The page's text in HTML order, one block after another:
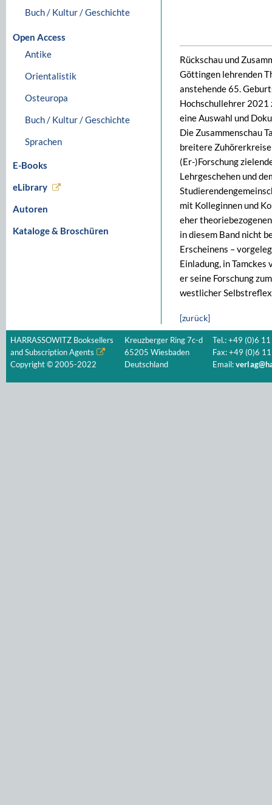
Buch / Kultur / Geschichte
Open Access
Antike
Orientalistik
Osteuropa
Buch / Kultur / Geschichte
Sprachen
E-Books
eLibrary
Autoren
Kataloge & Broschüren
Rückschau und
Göttingen lehrenden
anstehende 65.
Hochschullehrer 2021
eine Auswahl und
Die Zusammenschau
breitere
(Er-)Forschung
Lehrgeschehen und
mit Kolleginnen und
eher
in diesem Band nicht
Erscheinens –
Einladung, in
er seine Forschung
westlicher
[zurück]
HARRASSOWITZ Booksellers
and Subscription Agents
Copyright © 2005-2022
Kreuzberger Ring 7c-d
65205 Wiesbaden
Deutschland
Tel.: +49 (0)6
Fax: +49 (0)6
Email: